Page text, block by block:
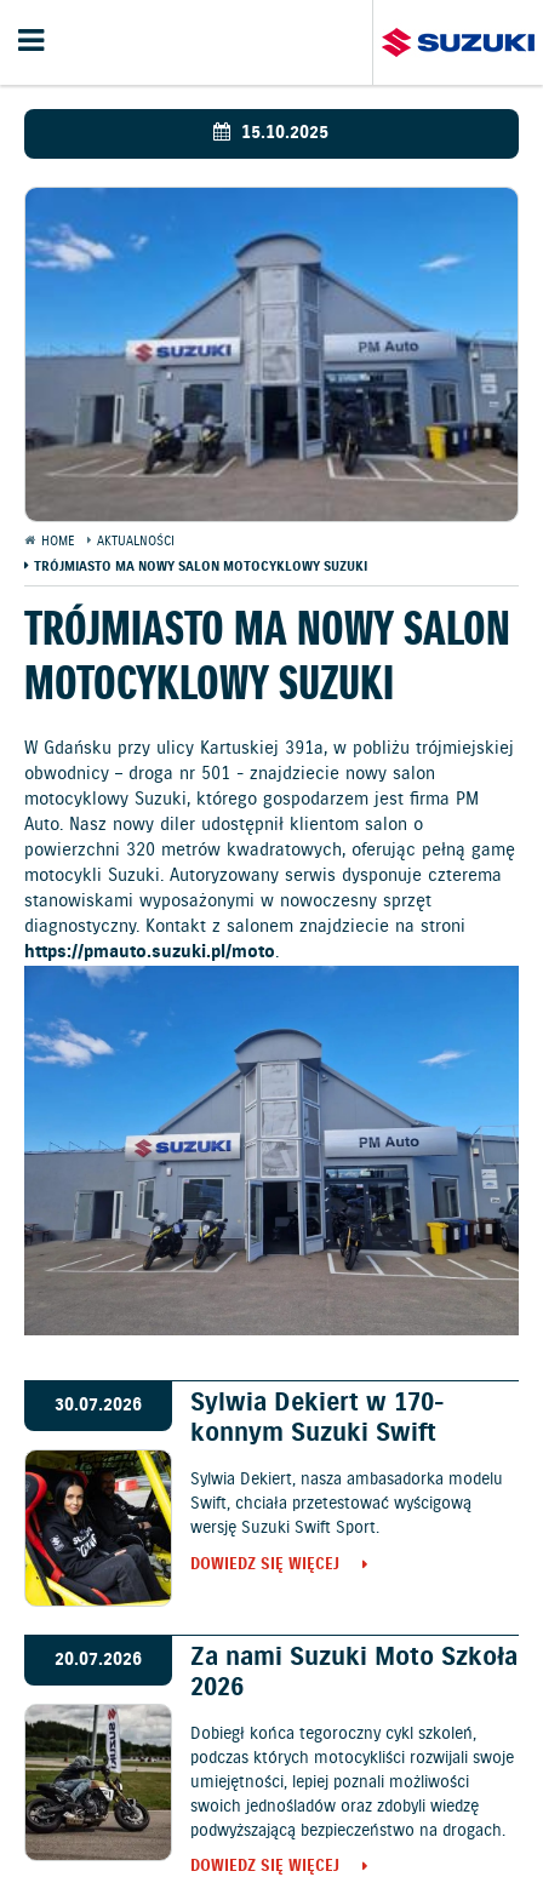
15.10.2025
HOME
AKTUALNOŚCI
TRÓJMIASTO MA NOWY SALON MOTOCYKLOWY SUZUKI
TRÓJMIASTO MA NOWY SALON
MOTOCYKLOWY SUZUKI
W Gdańsku przy ulicy Kartuskiej 391a, w pobliżu trójmiejskiej
obwodnicy – droga nr 501 - znajdziecie nowy salon
motocyklowy Suzuki, którego gospodarzem jest firma PM
Auto. Nasz nowy diler udostępnił klientom salon o
powierzchni 320 metrów kwadratowych, oferując pełną gamę
motocykli Suzuki. Autoryzowany serwis dysponuje czterema
stanowiskami wyposażonymi w nowoczesny sprzęt
diagnostyczny. Kontakt z salonem znajdziecie na stroni
https://pmauto.suzuki.pl/moto.
30.07.2026
Sylwia Dekiert w 170-
konnym Suzuki Swift
Sylwia Dekiert, nasza ambasadorka modelu
Swift, chciała przetestować wyścigową
wersję Suzuki Swift Sport.
DOWIEDZ SIĘ WIĘCEJ
20.07.2026
Za nami Suzuki Moto Szkoła
2026
Dobiegł końca tegoroczny cykl szkoleń,
podczas których motocykliści rozwijali swoje
umiejętności, lepiej poznali możliwości
swoich jednośladów oraz zdobyli wiedzę
podwyższającą bezpieczeństwo na drogach.
DOWIEDZ SIĘ WIĘCEJ